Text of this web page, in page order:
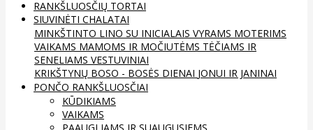
RANKŠLUOSČIŲ TORTAI
SIUVINĖTI CHALATAI
MINKŠTINTO LINO SU INICIALAIS VYRAMS MOTERIMS
VAIKAMS MAMOMS IR MOČIUTĖMS TĖČIAMS IR
SENELIAMS VESTUVINIAI
KRIKŠTYNŲ BOSO - BOSĖS DIENAI JONUI IR JANINAI
PONČO RANKŠLUOSČIAI
KŪDIKIAMS
VAIKAMS
PAAUGLIAMS IR SUAUGUSIEMS